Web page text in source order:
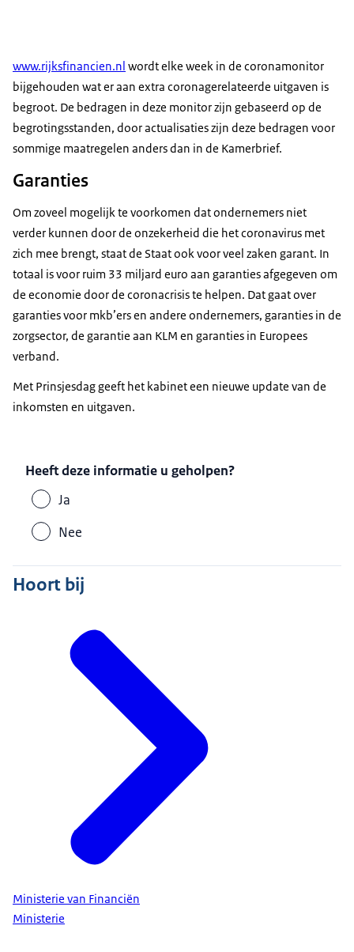
www.rijksfinancien.nl wordt elke week in de coronamonitor
bijgehouden wat er aan extra coronagerelateerde uitgaven is
begroot. De bedragen in deze monitor zijn gebaseerd op de
begrotingsstanden, door actualisaties zijn deze bedragen voor
sommige maatregelen anders dan in de Kamerbrief.
Garanties
Om zoveel mogelijk te voorkomen dat ondernemers niet
verder kunnen door de onzekerheid die het coronavirus met
zich mee brengt, staat de Staat ook voor veel zaken garant. In
totaal is voor ruim 33 miljard euro aan garanties afgegeven om
de economie door de coronacrisis te helpen. Dat gaat over
garanties voor mkb’ers en andere ondernemers, garanties in de
zorgsector, de garantie aan KLM en garanties in Europees
verband.
Met Prinsjesdag geeft het kabinet een nieuwe update van de
inkomsten en uitgaven.
Heeft deze informatie u geholpen?
Ja
Nee
Hoort bij
Ministerie van Financiën
Ministerie